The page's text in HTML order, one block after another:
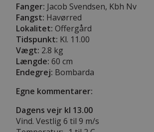
Fanger: Jacob Svendsen, Kbh Nv
Fangst: Havørred
Lokalitet: Offergård
Tidspunkt: Kl. 11.00
Vægt: 2.8 kg
Længde: 60 cm
Endegrej: Bombarda
Egne kommentarer:
Dagens vejr kl 13.00
Vind. Vestlig 6 til 9 m/s